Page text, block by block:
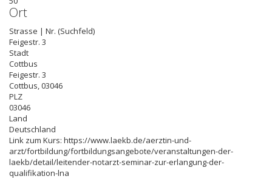
Ort
Strasse | Nr. (Suchfeld)
Feigestr. 3
Stadt
Cottbus
Feigestr. 3
Cottbus,03046
PLZ
03046
Land
Deutschland
Link zum Kurs: https://www.laekb.de/aerztin-und-
arzt/fortbildung/fortbildungsangebote/veranstaltungen-der-
laekb/detail/leitender-notarzt-seminar-zur-erlangung-der-
qualifikation-lna